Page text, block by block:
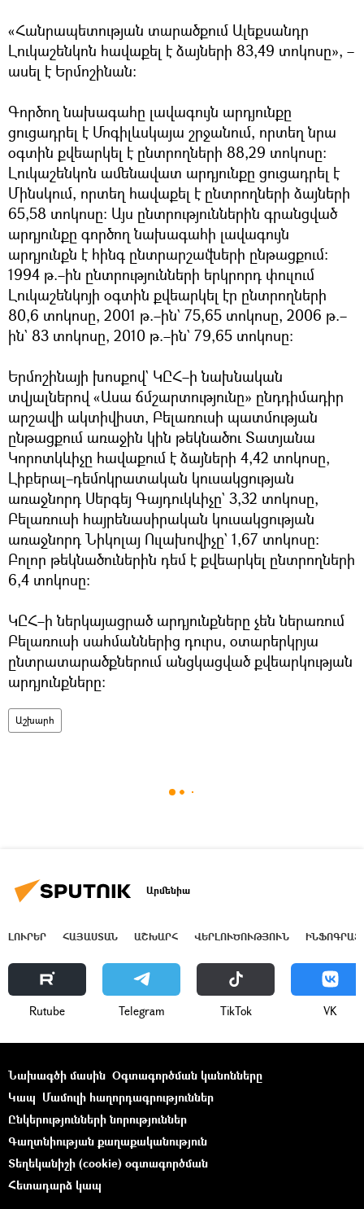
«Հանրապետության տարածքում Ալեքսանդր
Լուկաշենկոն հավաքել է ձայների 83,49 տոկոսը», –
ասել է Երմոշինան։
Գործող նախագահը լավագույն արդյունքը
ցուցադրել է Մոգիլևսկայա շրջանում, որտեղ նրա
օգտին քվեարկել է ընտրողների 88,29 տոկոսը։
Լուկաշենկոն ամենավատ արդյունքը ցուցադրել է
Մինսկում, որտեղ հավաքել է ընտրողների ձայների
65,58 տոկոսը։ Այս ընտրություններին գրանցված
արդյունքը գործող նախագահի լավագույն
արդյունքն է հինգ ընտրարշավների ընթացքում։
1994 թ.–ին ընտրությունների երկրորդ փուլում
Լուկաշենկոյի օգտին քվեարկել էր ընտրողների
80,6 տոկոսը, 2001 թ.–ին` 75,65 տոկոսը, 2006 թ.–
ին` 83 տոկոսը, 2010 թ.–ին` 79,65 տոկոսը։
Երմոշինայի խոսքով` ԿԸՀ–ի նախնական
տվյալներով «Ասա ճմշարտությունը» ընդդիմադիր
արշավի ակտիվիստ, Բելառուսի պատմության
ընթացքում առաջին կին թեկնածու Տատյանա
Կորոտկևիչը հավաքում է ձայների 4,42 տոկոսը,
Լիբերալ–դեմոկրատական կուսակցության
առաջնորդ Սերգեյ Գայդուկևիչը` 3,32 տոկոսը,
Բելառուսի հայրենասիրական կուսակցության
առաջնորդ Նիկոլայ Ուլախովիչը` 1,67 տոկոսը։
Բոլոր թեկնածուներին դեմ է քվեարկել ընտրողների
6,4 տոկոսը։
ԿԸՀ–ի ներկայացրած արդյունքները չեն ներառում
Բելառուսի սահմաններից դուրս, օտարերկրյա
ընտրատարածքներում անցկացված քվեարկության
արդյունքները։
Աշխարհ
Արմենիա
ԼՈՒՐԵՐ ՀԱՅԱՍՏԱՆ ԱՇԽԱՐՀ ՎԵՐԼՈՒԾՈՒԹՅՈՒՆ
Rutube Telegram ТikТоk VK
Նախագծի մասին Օգտագործման կանոնները
Կապ Մամուլի հաղորդագրություններ
Ընկերությունների նորություններ
Գաղտնիության քաղաքականություն
Տեղեկանիշի (cookie) օգտագործման
Հետադարձ կապ